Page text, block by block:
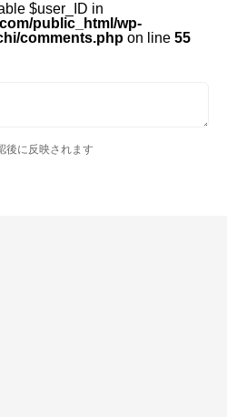
$user_ID in
public_html/wp-
comments.php on line 55
後に反映されます